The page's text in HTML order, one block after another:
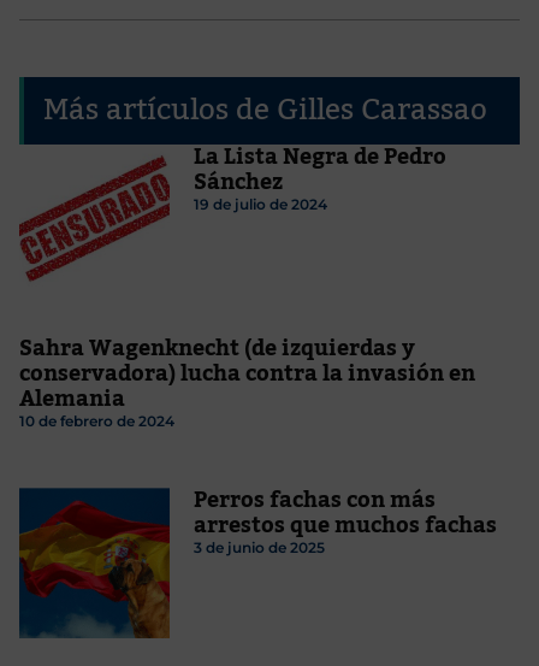
Más artículos de Gilles Carassao
La Lista Negra de Pedro
Sánchez
19 de julio de 2024
Sahra Wagenknecht (de izquierdas y
conservadora) lucha contra la invasión en
Alemania
10 de febrero de 2024
Perros fachas con más
arrestos que muchos fachas
3 de junio de 2025